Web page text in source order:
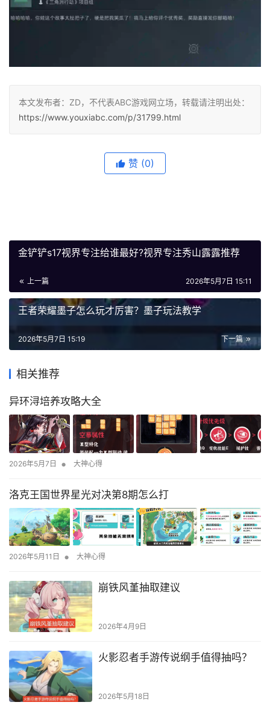
本文发布者：ZD，不代表ABC游戏网立场，转载请注明出处：
https://www.youxiabc.com/p/31799.html
赞 (0)
金铲铲s17视界专注给谁最好?视界专注秀山露露推荐
上一篇 2026年5月7日 15:11
王者荣耀墨子怎么玩才厉害？墨子玩法教学
下一篇
2026年5月7日 15:19
相关推荐
异环浔培养攻略大全
2026年5月7日 • 大神心得
洛克王国世界星光对决第8期怎么打
2026年5月11日 • 大神心得
崩铁风堇抽取建议
2026年4月9日
火影忍者手游传说纲手值得抽吗？
2026年5月18日